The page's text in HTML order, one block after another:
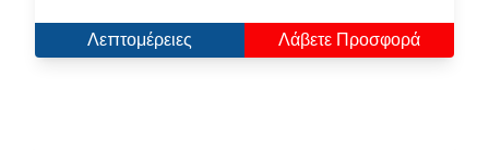
Λεπτομέρειες Λάβετε Προσφορά